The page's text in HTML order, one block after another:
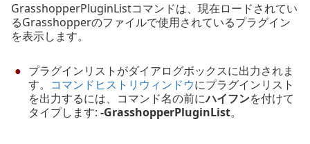
GrasshopperPluginListコマンドは、現在ロードされてい
るGrasshopperのファイルで使用されているプラグイン
を表示します。
プラグインリストがダイアログボックスに出力されま
す。 コマンドヒストリウィンドウにプラグインリスト
を出力するには、コマンド名の前にハイフンを付けて
タイプします: -GrasshopperPluginList。